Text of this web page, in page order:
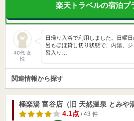
楽天トラベルの宿泊プ
40代 女
性
日帰り入浴で利用しました。日曜
呂もほぼ貸し切り状態で、内湯、
呂入り…
関連情報から探す
極楽湯 富谷店（旧 天然温泉 とみや
4.1点/ 43 件